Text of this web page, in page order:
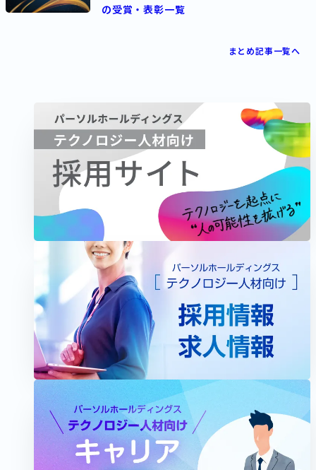
の受賞・表彰一覧
まとめ記事一覧へ